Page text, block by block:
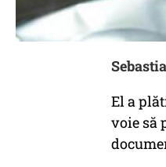
El a
voie să